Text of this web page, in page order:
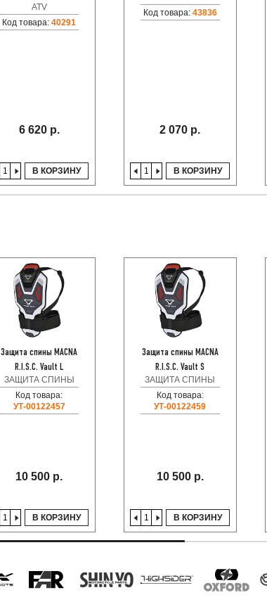
ATV
Код товара:40291
6 620 р.
В КОРЗИНУ
Код товара: 43836
2 070 р.
В КОРЗИНУ
Защита спины MACNA
R.I.S.C. Vault L
ЗАЩИТА СПИНЫ
Код товара:
УТ-00122457
10 500 р.
В КОРЗИНУ
Защита спины MACNA
R.I.S.C. Vault S
ЗАЩИТА СПИНЫ
Код товара:
УТ-00122459
10 500 р.
В КОРЗИНУ